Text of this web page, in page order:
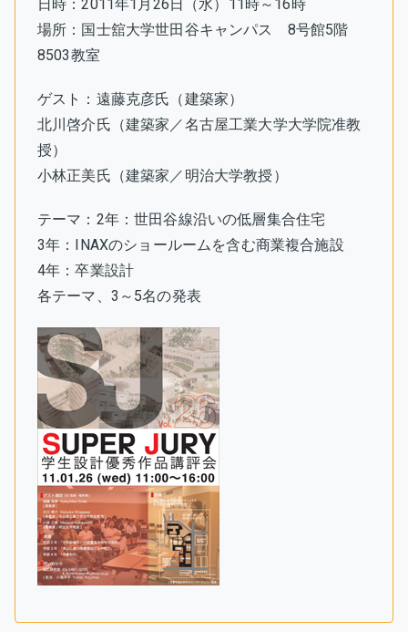
日時：2011年1月26日（水）11時～16時
場所：国士舘大学世田谷キャンパス 8号館5階
8503教室
ゲスト：遠藤克彦氏（建築家）
北川啓介氏（建築家／名古屋工業大学大学院准教
授）
小林正美氏（建築家／明治大学教授）
テーマ：2年：世田谷線沿いの低層集合住宅
3年：INAXのショールームを含む商業複合施設
4年：卒業設計
各テーマ、3～5名の発表